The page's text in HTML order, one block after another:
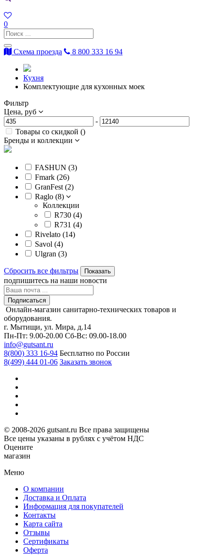
0
Схема проезда 8 800 333 16 94
Кухня
Комплектующие для кухонных моек
Фильтр
Цена, руб
-
Товары со скидкой ()
Бренды и коллекции
FASHUN (3)
Fmark (26)
GranFest (2)
Raglo (8)
Коллекции
R730 (4)
R731 (4)
Rivelato (14)
Savol (4)
Ulgran (3)
Сбросить все фильтры Показать
подпишитесь на наши новости
Подписаться
Онлайн-магазин санитарно-технических товаров и
оборудования.
г. Мытищи, ул. Мира, д.14
Пн-Пт: 9.00-20.00 Сб-Вс: 09.00-18.00
info@gutsant.ru
8(800) 333 16-94 Бесплатно по России
8(499) 444 01-06 Заказать звонок
© 2008-2026 gutsant.ru Все права защищены
Все цены указаны в рублях с учётом НДС
Оцените
магазин
Меню
О компании
Доставка и Оплата
Информация для покупателей
Контакты
Карта сайта
Отзывы
Сертификаты
Оферта